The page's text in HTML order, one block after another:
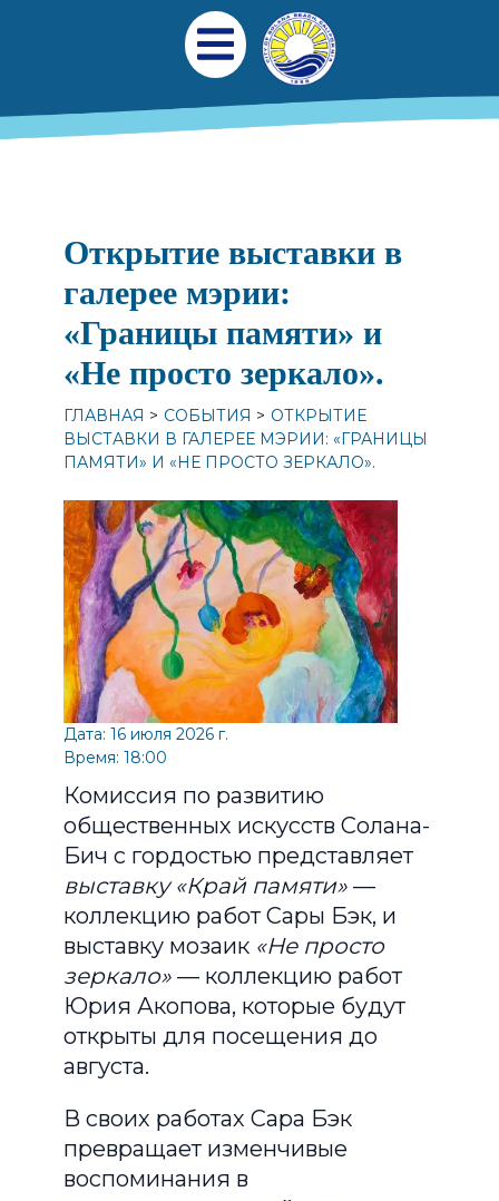
Перейти к общему содержаниюГлавная
Открыть мобильное меню
Открытие выставки в
галерее мэрии:
«Границы памяти» и
«Не просто зеркало».
ГЛАВНАЯ СОБЫТИЯ
ОТКРЫТИЕ
ВЫСТАВКИ В ГАЛЕРЕЕ МЭРИИ: «ГРАНИЦЫ
ПАМЯТИ» И «НЕ ПРОСТО ЗЕРКАЛО».
Дата: 16 июля 2026 г.
Время: 18:00
Комиссия по развитию
общественных искусств Солана-
Бич с гордостью представляет
выставку «Край памяти»—
коллекцию работ Сары Бэк, и
выставку мозаик «Не просто
зеркало»— коллекцию работ
Юрия Акопова, которые будут
открыты для посещения до
августа.
В своих работах Сара Бэк
превращает изменчивые
воспоминания в